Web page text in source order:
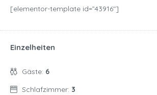
[elementor-template id=”43916″]
Einzelheiten
Gäste: 6
Schlafzimmer: 3